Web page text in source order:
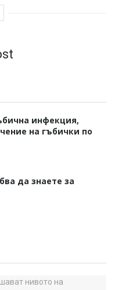
инфекция,
на гъбички по
да знаете за